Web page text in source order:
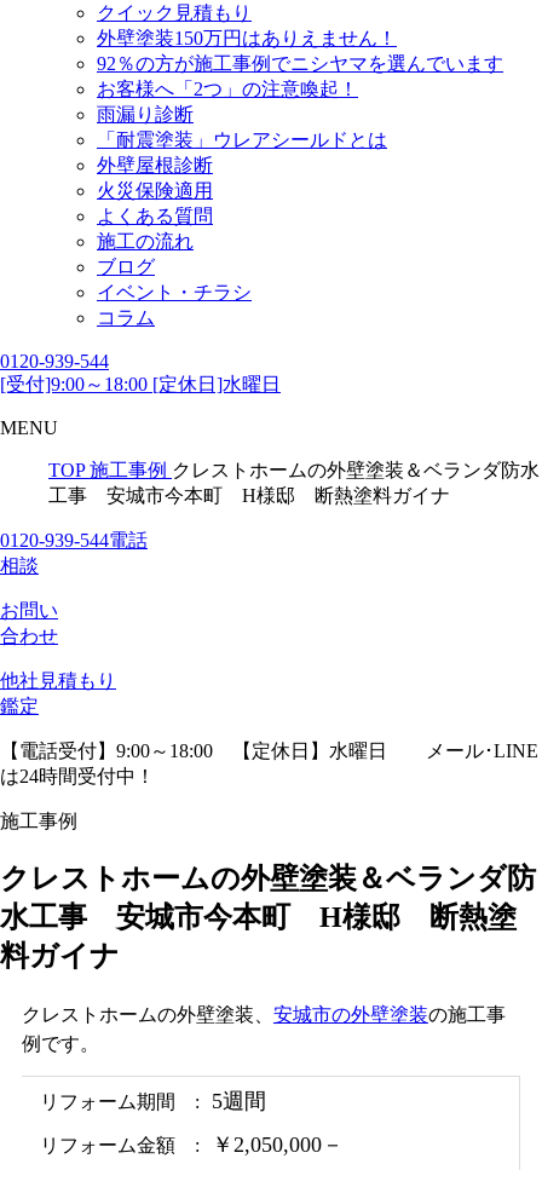
クイック見積もり
外壁塗装150万円はありえません！
92％の方が施工事例でニシヤマを選んでいます
お客様へ「2つ」の注意喚起！
雨漏り診断
「耐震塗装」ウレアシールドとは
外壁屋根診断
火災保険適用
よくある質問
施工の流れ
ブログ
イベント・チラシ
コラム
0120-939-544
[受付]9:00～18:00 [定休日]水曜日
MENU
TOP 施工事例 クレストホームの外壁塗装＆ベランダ防水
工事 安城市今本町 H様邸 断熱塗料ガイナ
0120-939-544電話
相談
お問い
合わせ
他社見積もり
鑑定
【電話受付】9:00～18:00 【定休日】水曜日
メール･LINE
は24時間受付中！
施工事例
クレストホームの外壁塗装＆ベランダ防
水工事 安城市今本町 H様邸 断熱塗
料ガイナ
クレストホームの外壁塗装、 安城市の外壁塗装の施工事
例です。
リフォーム期間 5週間
リフォーム金額 ￥2,050,000－